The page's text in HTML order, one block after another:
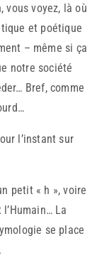
vous voyez, là où
et poétique
– même si ça
notre société
Bref, comme
l’instant sur
petit « h », voire
La
se place